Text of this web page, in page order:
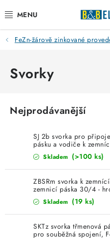
na
obsah
Reklamace / Vrácení zboží
Blog
VYTÁPĚNÍ
VYPÍNAČE
ELEKTROMATERIÁL
JISTIČE
FeZn-žárově zinkované
Svorky
Nejprodávanější
SJ 2b svorka pro
pásku a vodiče k
Skladem (>100 ks)
ZBSRm svorka k
zemnicí páska 30/4 -
FeZnSkladem (19 ks)
SKTz svorka třmenová
pro souběžná spojení,